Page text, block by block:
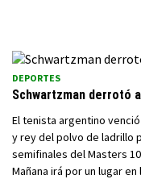
DEPORTES
Schwartzman derrotó
El tenista argentino
y rey del polvo de ladrillo
semifinales del Masters
Mañana irá por un lugar